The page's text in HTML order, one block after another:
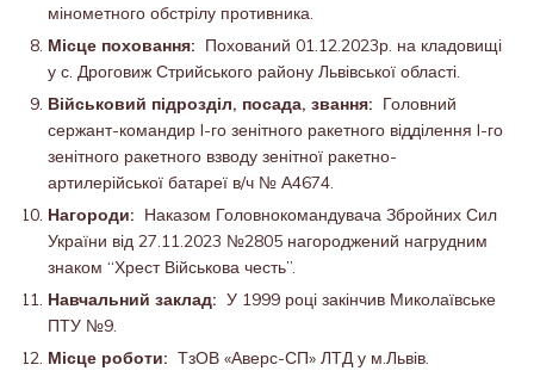
мінометного обстрілу противника.
Місце поховання: Похований 01.12.2023р. на кладовищі
у с. Дроговиж Стрийського району Львівської області.
Військовий підрозділ, посада, звання: Головний
сержант-командир I-го зенітного ракетного відділення I-го
зенітного ракетного взводу зенітної ракетно-
артилерійської батареї в/ч № А4674.
Нагороди: Наказом Головнокомандувача Збройних Сил
України від 27.11.2023 №2805 нагороджений нагрудним
знаком “Хрест Військова честь”.
Навчальний заклад: У 1999 році закінчив Миколаївське
ПТУ №9.
Місце роботи: ТзОВ «Аверс-СП» ЛТД у м.Львів.